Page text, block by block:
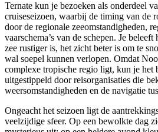
Ternate kun je bezoeken als onderdeel
cruiseseizoen, waarbij de timing van de
door de regionale zeeomstandigheden,
vaarschema’s van de schepen. Je
zee rustiger is, het zicht beter is om te
wal soepel kunnen verlopen. Omdat
complexe tropische regio ligt, kun je het
uitgestippeld door reisorganisaties die
weersomstandigheden en de navigatie
Ongeacht het seizoen ligt de
veelzijdige sfeer. Op een bewolkte dag